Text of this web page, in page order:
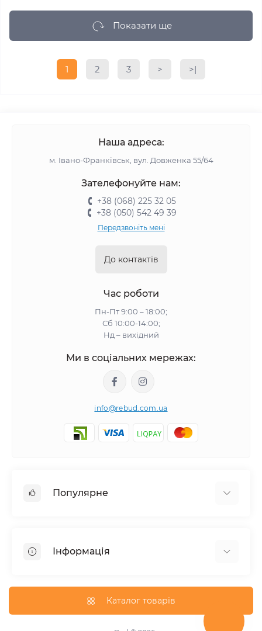
Показати ще
1 2 3 > >|
Наша адреса:
м. Івано-Франківськ, вул. Довженка 55/64
Зателефонуйте нам:
+38 (068) 225 32 05
+38 (050) 542 49 39
Передзвоніть мені
До контактів
Час роботи
Пн-Пт 9:00 – 18:00;
Сб 10:00-14:00;
Нд – вихідний
Ми в соціальних мережах:
info@rebud.com.ua
Популярне
Гіпсокартонні системи
Паркани та огорожі
Інформація
Оплата
Каталог товарів